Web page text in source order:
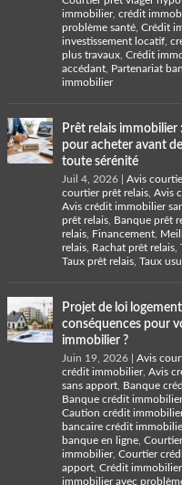
immobilier,crédit
problème santé ,Crédit
investissement locatif ,
plus travaux ,Crédit
accédant Partenariat
immobilier
Prêt relais immobilier
pour acheter avant
toute sérénité
Juil 4, 2026 |Avis
courtier prêt relais ,Avis
Avis crédit immobilier
prêt relais Banque prêt
relais Financement
relais Rachat prêt relais ,
Taux prêt relais ,Taux
Projet de loi
conséquences pour
immobilier ?
Juin 19, 2026 |Avis
crédit immobilier,Avis
sans apport Banque
Banque crédit
Caution crédit
bancaire crédit
banque en ligne ,
immobilier,Courtier
apport ,Crédit immobilier
immobilier avec